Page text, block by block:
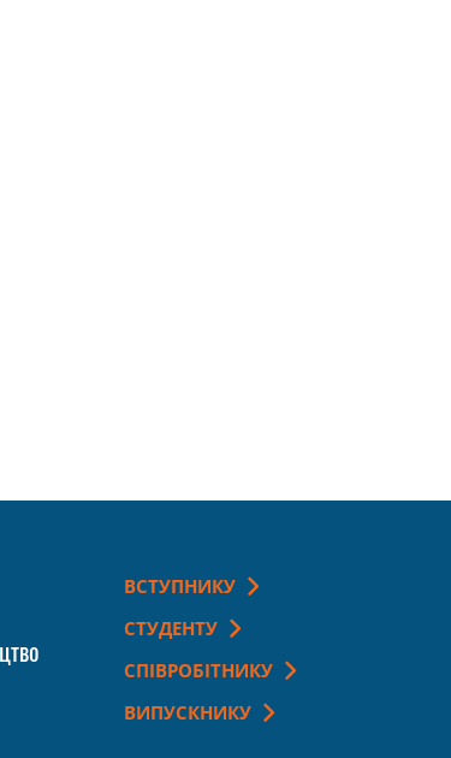
ВСТУПНИКУ
СТУДЕНТУ
СПІВРОБІТНИКУ
ВИПУСКНИКУ